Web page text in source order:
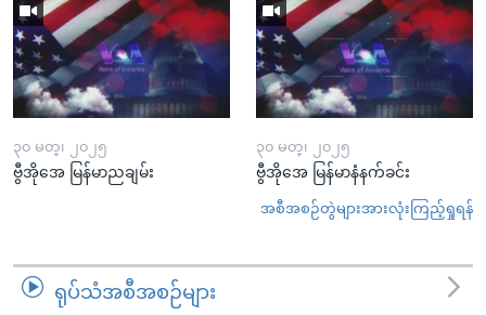
၃၀ မတ္၊ ၂၀၂၅
ဗွီအိုအေ မြန်မာညချမ်း
၃၀ မတ္၊ ၂၀၂၅
ဗွီအိုအေ မြန်မာနံနက်ခင်း
အစီအစဉ်တွဲများအားလုံးကြည့်ရှုရန်
ရုပ်သံအစီအစဉ်များ